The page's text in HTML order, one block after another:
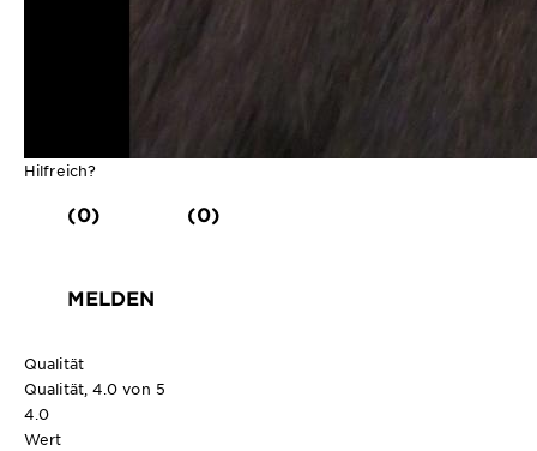
Hilfreich?
(0) (0)
MELDEN
Qualität
Qualität, 4.0 von 5
4.0
Wert